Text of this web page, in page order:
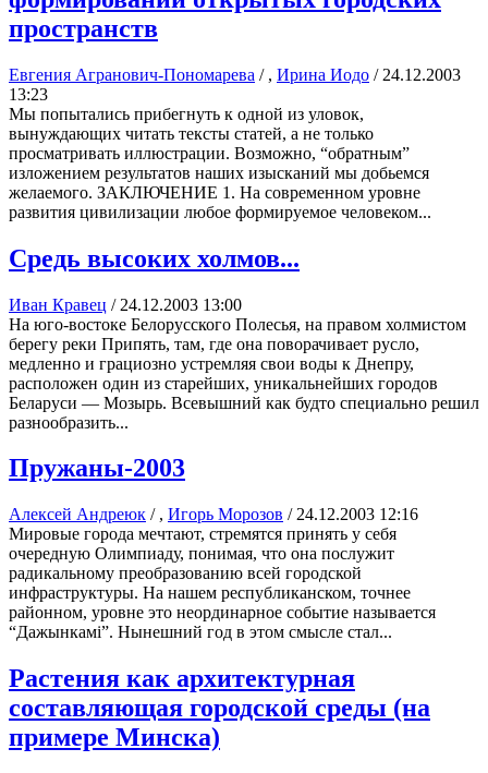
пространств
Евгения Агранович-Пономарева / , Ирина Иодо / 24.12.2003
13:23
Мы попытались прибегнуть к одной из уловок,
вынуждающих читать тексты статей, а не только
просматривать иллюстрации. Возможно, “обратным”
изложением результатов наших изысканий мы добьемся
желаемого. ЗАКЛЮЧЕНИЕ 1. На современном уровне
развития цивилизации любое формируемое человеком...
Средь высоких холмов...
Иван Кравец / 24.12.2003 13:00
На юго-востоке Белорусского Полесья, на правом холмистом
берегу реки Припять, там, где она поворачивает русло,
медленно и грациозно устремляя свои воды к Днепру,
расположен один из старейших, уникальнейших городов
Беларуси — Мозырь. Всевышний как будто специально решил
разнообразить...
Пружаны-2003
Алексей Андреюк / , Игорь Морозов / 24.12.2003 12:16
Мировые города мечтают, стремятся принять у себя
очередную Олимпиаду, понимая, что она послужит
радикальному преобразованию всей городской
инфраструктуры. На нашем республиканском, точнее
районном, уровне это неординарное событие называется
“Дажынкамi”. Нынешний год в этом смысле стал...
Растения как архитектурная
составляющая городской среды (на
примере Минска)